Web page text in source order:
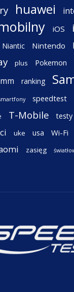
huawei
iOS
Niantic Nintendo
plus Pokemon
ranking
speedtest
T-Mobile testy
uke usa Wi-Fi
zasięg